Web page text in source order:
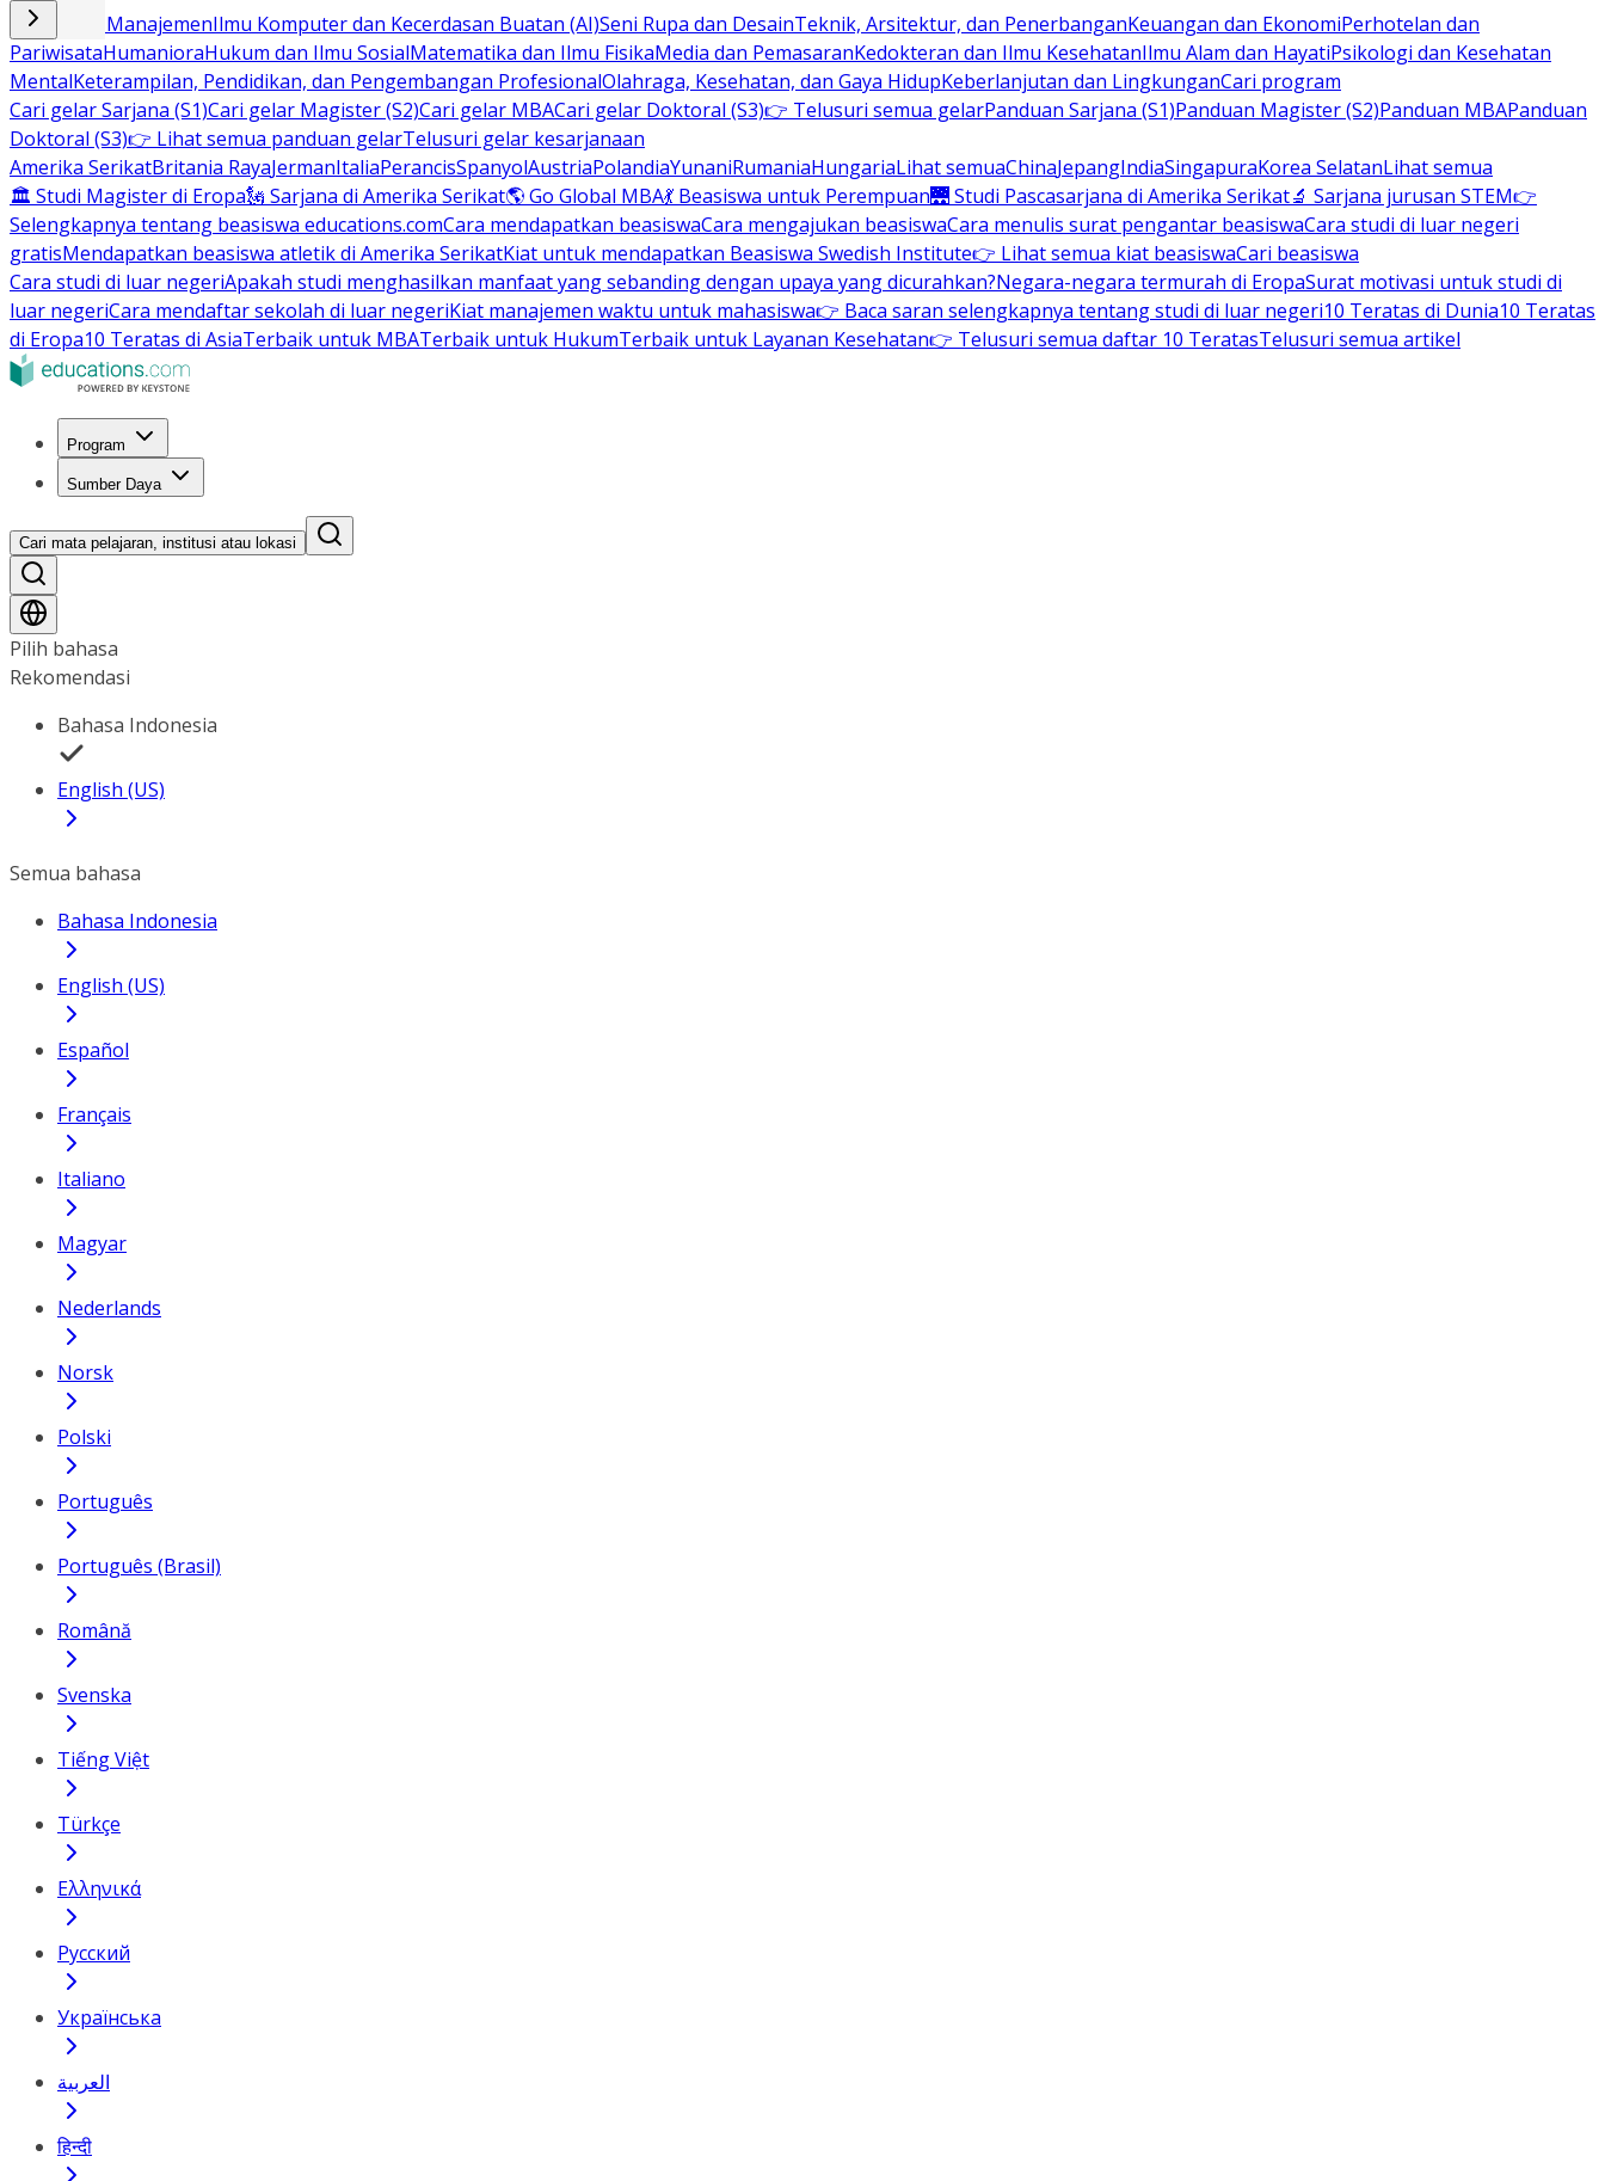
Bisnis dan ManajemenIlmu Komputer dan Kecerdasan Buatan (AI)Seni Rupa dan DesainTeknik, Arsitektur, dan PenerbanganKeuangan dan EkonomiPerhotelan dan
PariwisataHumanioraHukum dan Ilmu SosialMatematika dan Ilmu FisikaMedia dan PemasaranKedokteran dan Ilmu KesehatanIlmu Alam dan HayatiPsikologi dan Kesehatan
MentalKeterampilan, Pendidikan, dan Pengembangan ProfesionalOlahraga, Kesehatan, dan Gaya HidupKeberlanjutan dan LingkunganCari program
Cari gelar Sarjana (S1)Cari gelar Magister (S2)Cari gelar MBACari gelar Doktoral (S3)👉 Telusuri semua gelarPanduan Sarjana (S1)Panduan Magister (S2)Panduan MBAPanduan
Doktoral (S3)👉 Lihat semua panduan gelarTelusuri gelar kesarjanaan
Amerika SerikatBritania RayaJermanItaliaPerancisSpanyolAustriaPolandiaYunaniRumaniaHungariaLihat semuaChinaJepangIndiaSingapuraKorea SelatanLihat semua
🏛 Studi Magister di Eropa🗽 Sarjana di Amerika Serikat🌎 Go Global MBA💃 Beasiswa untuk Perempuan🌉 Studi Pascasarjana di Amerika Serikat🔬 Sarjana jurusan STEM👉
Selengkapnya tentang beasiswa educations.comCara mendapatkan beasiswaCara mengajukan beasiswaCara menulis surat pengantar beasiswaCara studi di luar negeri
gratisMendapatkan beasiswa atletik di Amerika SerikatKiat untuk mendapatkan Beasiswa Swedish Institute👉 Lihat semua kiat beasiswaCari beasiswa
Cara studi di luar negeriApakah studi menghasilkan manfaat yang sebanding dengan upaya yang dicurahkan?Negara-negara termurah di EropaSurat motivasi untuk studi di
luar negeriCara mendaftar sekolah di luar negeriKiat manajemen waktu untuk mahasiswa👉 Baca saran selengkapnya tentang studi di luar negeri10 Teratas di Dunia10 Teratas
di Eropa10 Teratas di AsiaTerbaik untuk MBATerbaik untuk HukumTerbaik untuk Layanan Kesehatan👉 Telusuri semua daftar 10 TeratasTelusuri semua artikel
Program
Sumber Daya
Cari mata pelajaran, institusi atau lokasi
Pilih bahasa
Rekomendasi
Bahasa Indonesia
English (US)
Semua bahasa
Bahasa Indonesia
English (US)
Español
Français
Italiano
Magyar
Nederlands
Norsk
Polski
Português
Português (Brasil)
Română
Svenska
Tiếng Việt
Türkçe
Ελληνικά
Русский
Українська
العربية
हिन्दी